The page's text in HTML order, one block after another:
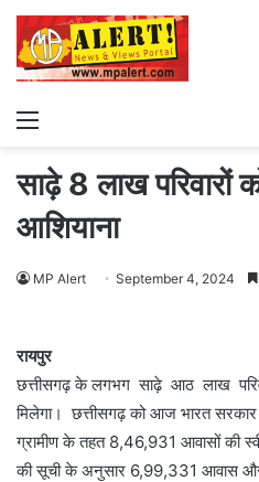
Menu
साढ़े 8 लाख परिवारों
आशियाना
MP Alert September 4, 2024
रायपुर
छत्तीसगढ़ के लगभग साढ़े आठ लाख
मिलेगा। छत्तीसगढ़ को आज भारत सरकार
ग्रामीण के तहत 8,46,931 आवासों की
की सूची के अनुसार 6,99,331 आवास